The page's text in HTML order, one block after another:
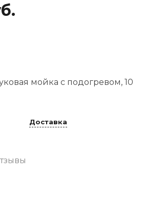
мойка с подогревом, 10
Доставка